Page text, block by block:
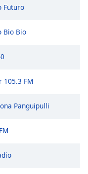
Futuro
Bio Bio
105.3 FM
Panguipulli